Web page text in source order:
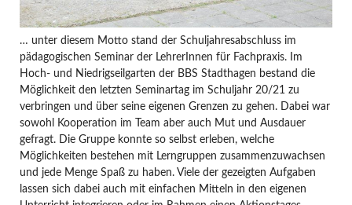
… unter diesem Motto stand der Schuljahresabschluss im
pädagogischen Seminar der LehrerInnen für Fachpraxis. Im
Hoch- und Niedrigseilgarten der BBS Stadthagen bestand die
Möglichkeit den letzten Seminartag im Schuljahr 20/21 zu
verbringen und über seine eigenen Grenzen zu gehen. Dabei war
sowohl Kooperation im Team aber auch Mut und Ausdauer
gefragt. Die Gruppe konnte so selbst erleben, welche
Möglichkeiten bestehen mit Lerngruppen zusammenzuwachsen
und jede Menge Spaß zu haben. Viele der gezeigten Aufgaben
lassen sich dabei auch mit einfachen Mitteln in den eigenen